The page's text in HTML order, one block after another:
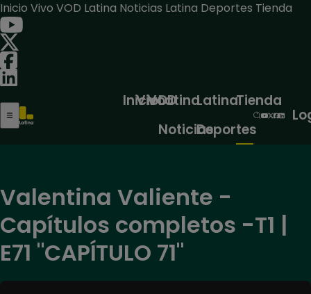
Inicio Vivo VOD Latina Noticias Latina Deportes Tienda
Inicio
Vivo
VOD
Latina
Noticias
Latina
Deportes
Tienda
Valentina Valiente -
Capítulos completos -T1 |
E71 "CAPÍTULO 71"